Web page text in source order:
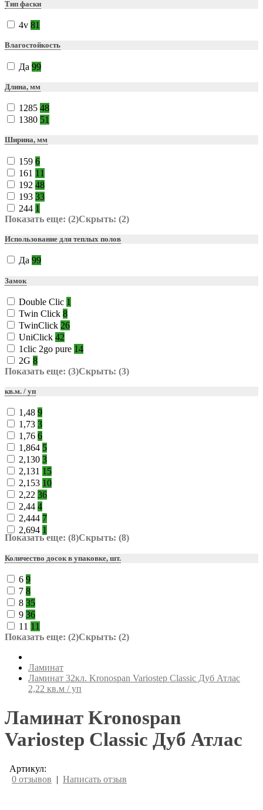
Тип фаски
4v 81
Влагостойкость
Да 99
Длина, мм
1285 48
1380 51
Ширина, мм
159 6
161 11
192 48
193 33
244 1
Показать еще: (2)Скрыть: (2)
Использование для теплых полов
Да 99
Замок
Double Clic 1
Twin Click 8
TwinClick 26
UniClick 42
1clic 2go pure 14
2G 8
Показать еще: (3)Скрыть: (3)
кв.м. / уп
1,48 9
1,73 3
1,76 6
1,864 5
2,130 3
2,131 15
2,153 10
2,22 36
2,44 4
2,444 7
2,694 1
Показать еще: (8)Скрыть: (8)
Количество досок в упаковке, шт.
6 9
7 8
8 35
9 36
11 11
Показать еще: (2)Скрыть: (2)
Ламинат
Ламинат 32кл. Kronospan Variostep Classic Дуб Атлас
2,22 кв.м / уп
Ламинат Kronospan
Variostep Classic Дуб Атлас
Артикул:
0 отзывов | Написать отзыв